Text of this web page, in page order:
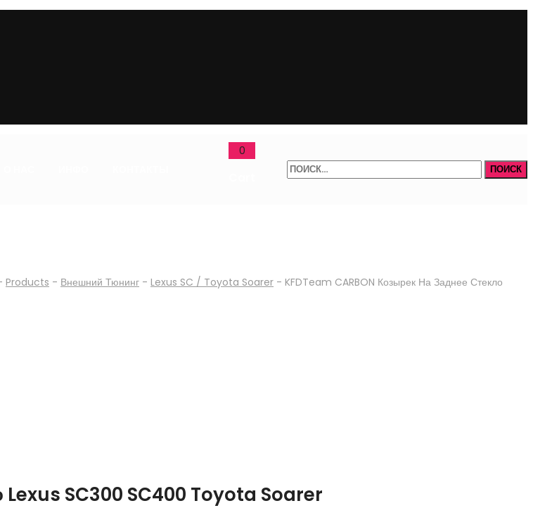
0
Найти:
Products - Внешний Тюнинг - Lexus SC / Toyota Soarer - KFDTeam CARBON Козырек На Заднее Стекло
Lexus SC300 SC400 Toyota Soarer